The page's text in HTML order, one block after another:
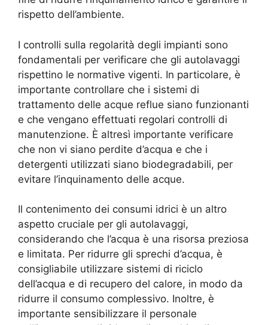
rispetto dell’ambiente.
I controlli sulla regolarità degli impianti sono
fondamentali per verificare che gli autolavaggi
rispettino le normative vigenti. In particolare, è
importante controllare che i sistemi di
trattamento delle acque reflue siano funzionanti
e che vengano effettuati regolari controlli di
manutenzione. È altresì importante verificare
che non vi siano perdite d’acqua e che i
detergenti utilizzati siano biodegradabili, per
evitare l’inquinamento delle acque.
Il contenimento dei consumi idrici è un altro
aspetto cruciale per gli autolavaggi,
considerando che l’acqua è una risorsa preziosa
e limitata. Per ridurre gli sprechi d’acqua, è
consigliabile utilizzare sistemi di riciclo
dell’acqua e di recupero del calore, in modo da
ridurre il consumo complessivo. Inoltre, è
importante sensibilizzare il personale